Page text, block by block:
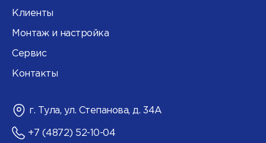
Клиенты
Монтаж и настройка
Сервис
Контакты
г. Тула, ул. Степанова, д. 34А
+7 (4872) 52-10-04